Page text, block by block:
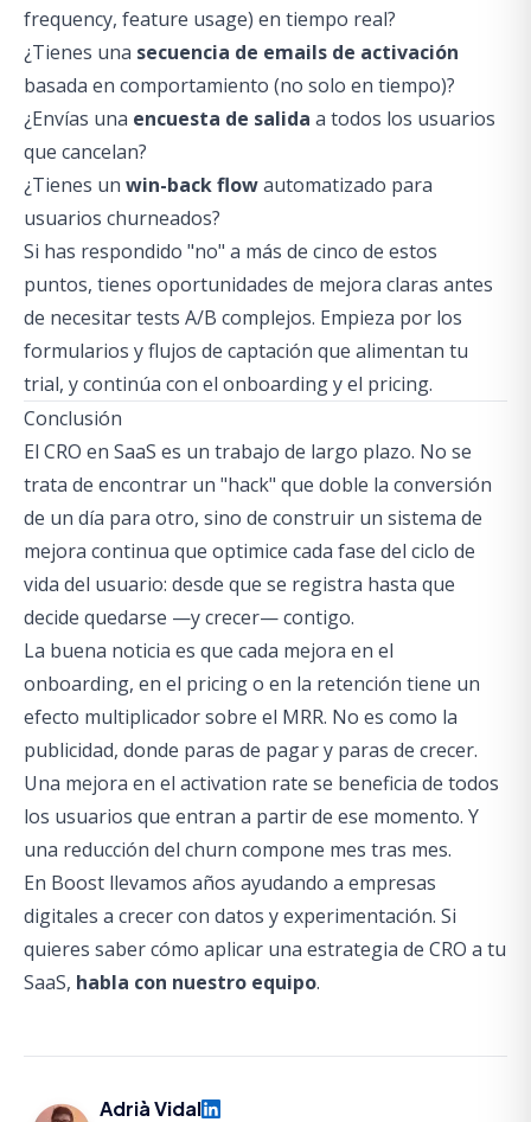
frequency, feature usage) en tiempo real?
¿Tienes una secuencia de emails de activación
basada en comportamiento (no solo en tiempo)?
¿Envías una encuesta de salida a todos los usuarios
que cancelan?
¿Tienes un win-back flowautomatizado para
usuarios churneados?
Si has respondido "no" a más de cinco de estos
puntos, tienes oportunidades de mejora claras antes
de necesitar tests A/B complejos. Empieza por los
formularios y flujos de captación que alimentan tu
trial, y continúa con el onboarding y el pricing.
Conclusión
El CRO en SaaS es un trabajo de largo plazo. No se
trata de encontrar un "hack" que doble la conversión
de un día para otro, sino de construir un sistema de
mejora continua que optimice cada fase del ciclo de
vida del usuario: desde que se registra hasta que
decide quedarse —y crecer— contigo.
La buena noticia es que cada mejora en el
onboarding, en el pricing o en la retención tiene un
efecto multiplicador sobre el MRR. No es como la
publicidad, donde paras de pagar y paras de crecer.
Una mejora en el activation rate se beneficia de todos
los usuarios que entran a partir de ese momento. Y
una reducción del churn compone mes tras mes.
En Boost llevamos años ayudando a empresas
digitales a crecer con datos y experimentación. Si
quieres saber cómo aplicar una estrategia de CRO a tu
SaaS, habla con nuestro equipo.
Adrià Vidal